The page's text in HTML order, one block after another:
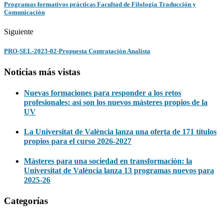
Programas formativos prácticas Facultad de Filología Traducción y
Comunicación
Siguiente
PRO-SEL-2023-02-Propuesta Contratación Analista
Noticias más vistas
Nuevas formaciones para responder a los retos
profesionales: así son los nuevos másteres propios de la
UV
La Universitat de València lanza una oferta de 171 títulos
propios para el curso 2026-2027
Másteres para una sociedad en transformación: la
Universitat de València lanza 13 programas nuevos para
2025-26
Categorías